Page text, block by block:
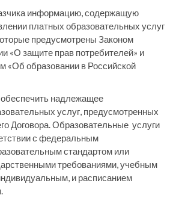
информацию, содержащую
платных образовательных услуг
предусмотрены Законом
«О защите прав потребителей» и
«Об образовании в Российской
обеспечить надлежащее
услуг, предусмотренных
Договора. Образовательные услуги
с федеральным
стандартом или
требованиями, учебным
и расписанием